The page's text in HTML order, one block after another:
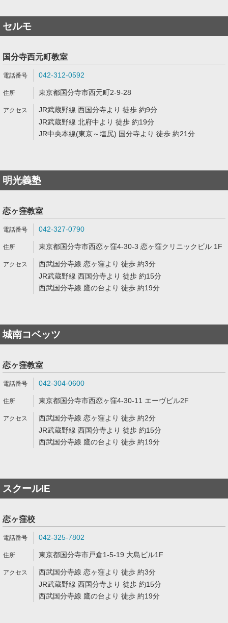
セルモ
国分寺西元町教室
042-312-0592
東京都国分寺市西元町2-9-28
JR武蔵野線 西国分寺より 徒歩 約9分
JR武蔵野線 北府中より 徒歩 約19分
JR中央本線(東京～塩尻) 国分寺より 徒歩 約21分
明光義塾
恋ヶ窪教室
042-327-0790
東京都国分寺市西恋ヶ窪4-30-3 恋ヶ窪クリニックビル 1F
西武国分寺線 恋ヶ窪より 徒歩 約3分
JR武蔵野線 西国分寺より 徒歩 約15分
西武国分寺線 鷹の台より 徒歩 約19分
城南コベッツ
恋ヶ窪教室
042-304-0600
東京都国分寺市西恋ヶ窪4-30-11 エーヴビル2F
西武国分寺線 恋ヶ窪より 徒歩 約2分
JR武蔵野線 西国分寺より 徒歩 約15分
西武国分寺線 鷹の台より 徒歩 約19分
スクールIE
恋ヶ窪校
042-325-7802
東京都国分寺市戸倉1-5-19 大島ビル1F
西武国分寺線 恋ヶ窪より 徒歩 約3分
JR武蔵野線 西国分寺より 徒歩 約15分
西武国分寺線 鷹の台より 徒歩 約19分